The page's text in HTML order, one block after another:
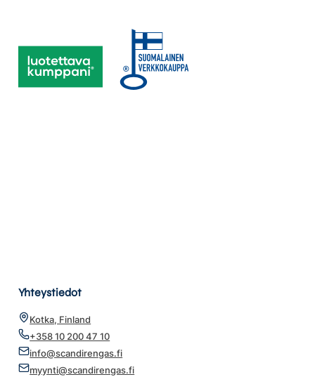
Yhteystiedot
Kotka, Finland
+358 10 200 47 10
info@scandirengas.fi
myynti@scandirengas.fi